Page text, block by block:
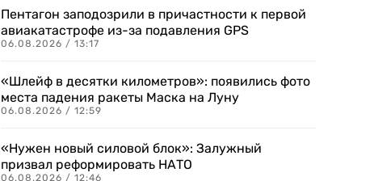
Пентагон заподозрили в причастности к первой
авиакатастрофе из-за подавления GPS
06.08.2026 / 13:17
«Шлейф в десятки километров»: появились фото
места падения ракеты Маска на Луну
06.08.2026 / 12:59
«Нужен новый силовой блок»: Залужный
призвал реформировать НАТО
06.08.2026 / 12:46